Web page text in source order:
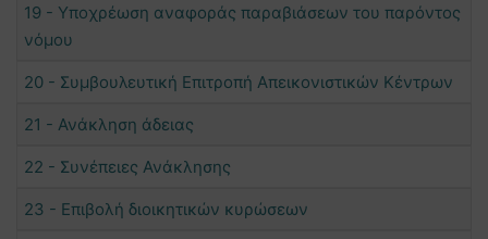
19 - Υποχρέωση αναφοράς παραβιάσεων του παρόντος
νόμου
20 - Συμβουλευτική Επιτροπή Απεικονιστικών Κέντρων
21 - Ανάκληση άδειας
22 - Συνέπειες Ανάκλησης
23 - Επιβολή διοικητικών κυρώσεων